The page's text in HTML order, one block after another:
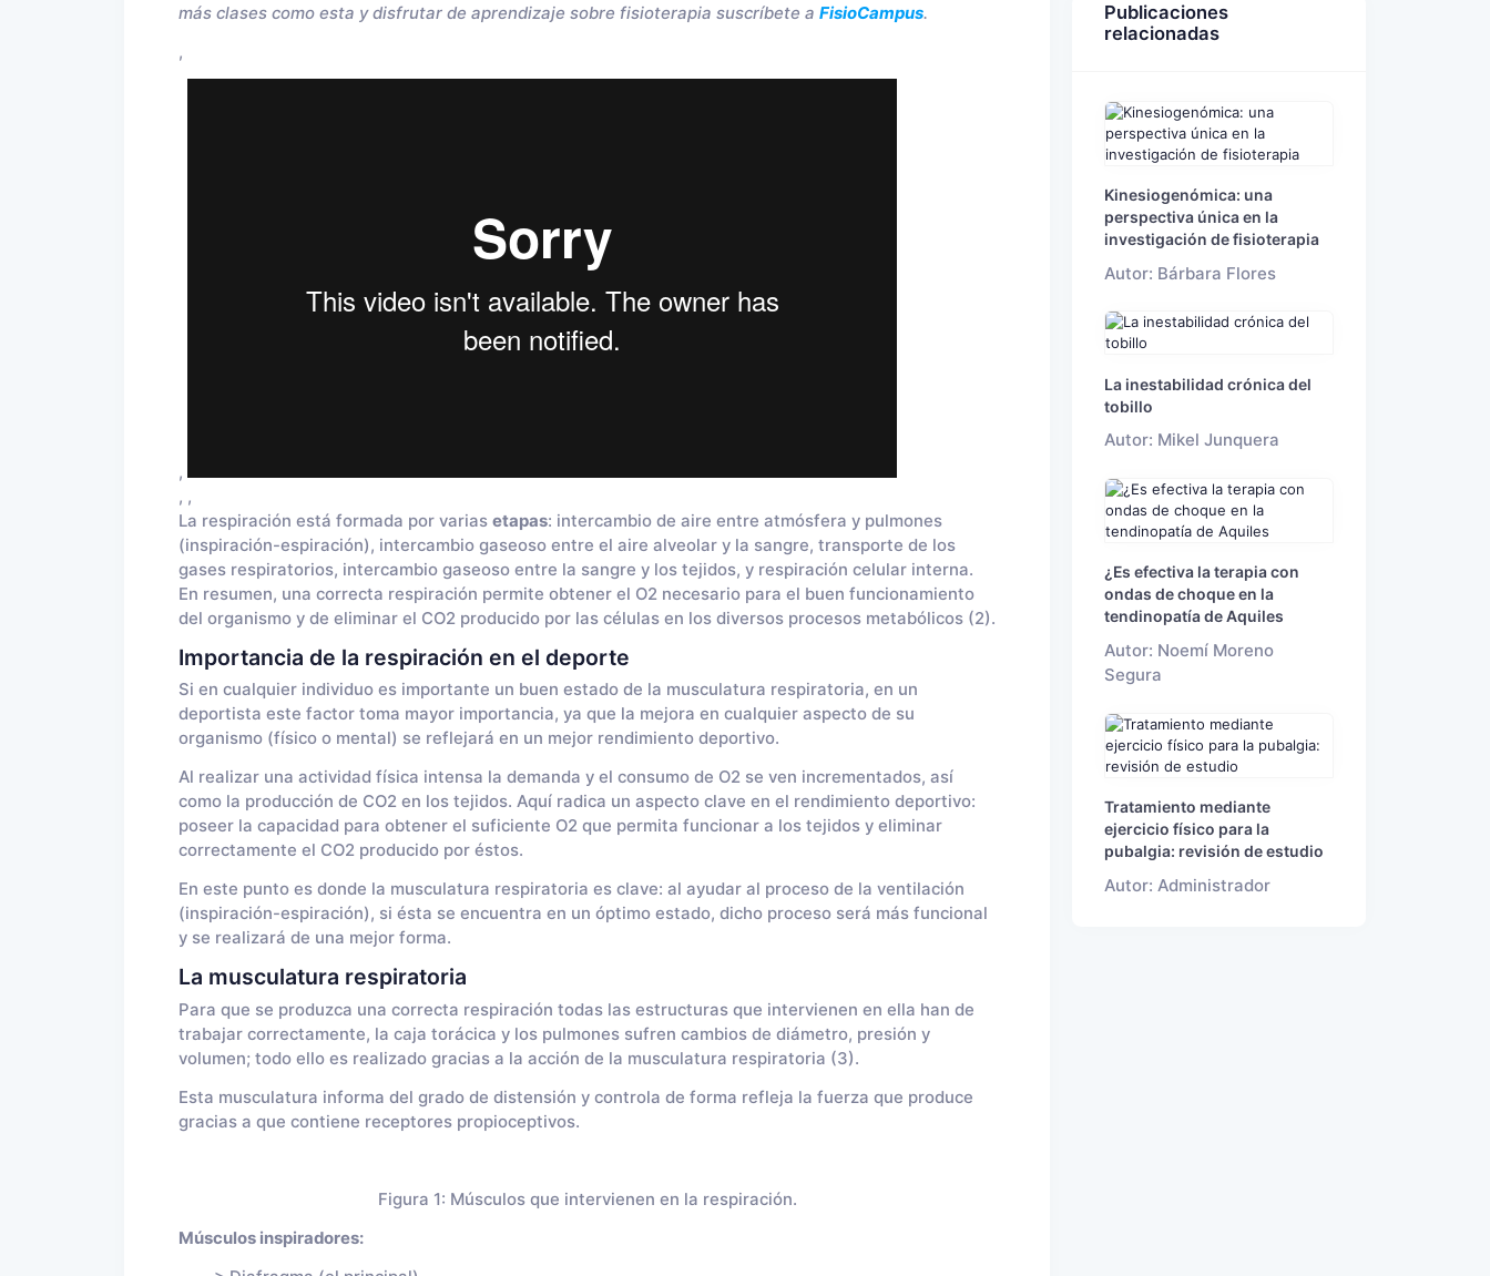
más clases como esta y disfrutar de aprendizaje sobre fisioterapia suscríbete a FisioCampus.
,
,
, ,
La respiración está formada por varias etapas: intercambio de aire entre atmósfera y pulmones
(inspiración-espiración), intercambio gaseoso entre el aire alveolar y la sangre, transporte de los
gases respiratorios, intercambio gaseoso entre la sangre y los tejidos, y respiración celular interna.
En resumen, una correcta respiración permite obtener el O2 necesario para el buen funcionamiento
del organismo y de eliminar el CO2 producido por las células en los diversos procesos metabólicos (2).
Importancia de la respiración en el deporte
Si en cualquier individuo es importante un buen estado de la musculatura respiratoria, en un
deportista este factor toma mayor importancia, ya que la mejora en cualquier aspecto de su
organismo (físico o mental) se reflejará en un mejor rendimiento deportivo.
Al realizar una actividad física intensa la demanda y el consumo de O2 se ven incrementados, así
como la producción de CO2 en los tejidos. Aquí radica un aspecto clave en el rendimiento deportivo:
poseer la capacidad para obtener el suficiente O2 que permita funcionar a los tejidos y eliminar
correctamente el CO2 producido por éstos.
En este punto es donde la musculatura respiratoria es clave: al ayudar al proceso de la ventilación
(inspiración-espiración), si ésta se encuentra en un óptimo estado, dicho proceso será más funcional
y se realizará de una mejor forma.
La musculatura respiratoria
Para que se produzca una correcta respiración todas las estructuras que intervienen en ella han de
trabajar correctamente, la caja torácica y los pulmones sufren cambios de diámetro, presión y
volumen; todo ello es realizado gracias a la acción de la musculatura respiratoria (3).
Esta musculatura informa del grado de distensión y controla de forma refleja la fuerza que produce
gracias a que contiene receptores propioceptivos.
Figura 1: Músculos que intervienen en la respiración.
Músculos inspiradores:
Publicaciones
relacionadas
Kinesiogenómica: una
perspectiva única en la
investigación de fisioterapia
Autor: Bárbara Flores
La inestabilidad crónica del
tobillo
Autor: Mikel Junquera
¿Es efectiva la terapia con
ondas de choque en la
tendinopatía de Aquiles
Autor: Noemí Moreno
Segura
Tratamiento mediante
ejercicio físico para la
pubalgia: revisión de estudio
Autor: Administrador